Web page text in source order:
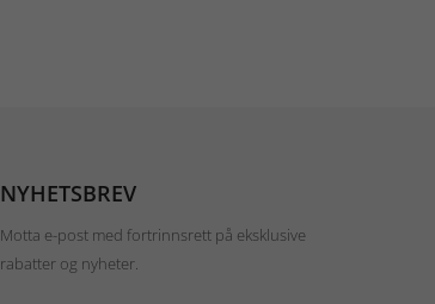
NYHETSBREV
Motta e-post med fortrinnsrett på eksklusive
rabatter og nyheter.